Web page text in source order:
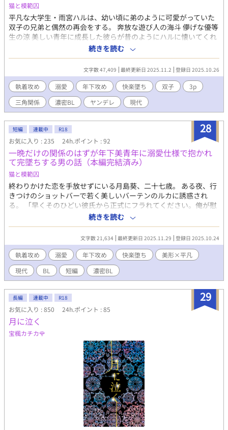
猫と模範囚
平凡な大学生・雨宮ハルは、幼い頃に弟のように可愛がっていた
双子の兄弟と偶然の再会をする。 奔放な遊び人の海斗 儚げな優等
生の涼 美しい青年に成長した彼らが昔のようにハルに懐いてくれ
るのが嬉しかった。 しかし、ハルは気づいていない。二人の想い
がいつしか甘く危うい執着に変わっていたことに。 双子の美青年
たちとの禁断の夜、許されない快楽の果てにハルが辿り着くの
は…… ※攻め二人(双子)、受け一人のベッドシーンがあります。
続きを読む
文字数 47,409 最終更新日 2025.11.2 登録日 2025.10.26
執着攻め 溺愛 年下攻め 快楽墜ち 双子
3p
三角関係
濃密BL ヤンデレ 現代
28
短編 連載中 R18
お気に入り : 235 24h.ポイント : 92
一晩だけの関係のはずが年下美青年に溺愛仕様で抱かれ
て完墜ちする男の話（本編完結済み）
猫と模範囚
終わりかけた恋を手放せずにいる月島葵、二十七歳。 ある夜、行
きつけのショットバーで若く美しいバーテンのルカに誘惑され
る。 「早くそのひどい彼氏から正式にフラれてください。俺が慰
めてあげる」 ただ失恋の痛みを紛らわすためにルカに縋ったつも
りだった。 ルカが胸に秘めていた危うい執着に気づかぬまま、彼
に身を委ねてしまった月島君は…… （本編完結済み）ルカ視点の
続編などを不定期に載せます。
続きを読む
文字数 21,634 最終更新日 2025.11.29 登録日 2025.10.24
執着攻め 溺愛 年下攻め 快楽堕ち
美形×平凡
現代
BL 短編 濃密BL
29
長編 連載中 R18
お気に入り : 850 24h.ポイント : 85
月に泣く
宝楓カチカ🌹